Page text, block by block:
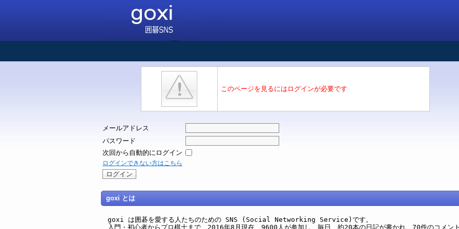
このページを見るにはログインが必要です
メールアドレス
パスワード
次回から自動的にログイン
ログインできない方はこちら
goxi とは
goxi は囲碁を愛する人たちのための SNS (Social Networking Service)です。
入門・初心者からプロ棋士まで、2016年8月現在、9600人が参加し、毎日、約20本の日記が書かれ、70件のコメント